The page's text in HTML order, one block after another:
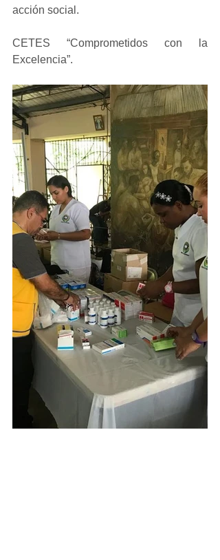
acción social.
CETES “Comprometidos con la
Excelencia”.